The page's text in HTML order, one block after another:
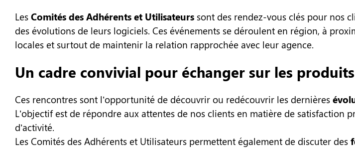
LesComités des Adhérents et Utilisateurs sont des rendez-vous clés pour nos
des évolutions de leurs logiciels. Ces événements se déroulent en région, à
locales et surtout de maintenir la relation rapprochée avec leur agence.
Un cadre convivial pour échanger sur les produits
Ces rencontres sont l’opportunité de découvrir ou redécouvrir les dernières
L’objectif est de répondre aux attentes de nos clients en matière de
d’activité.
Les Comités des Adhérents et Utilisateurs permettent également de discuter des